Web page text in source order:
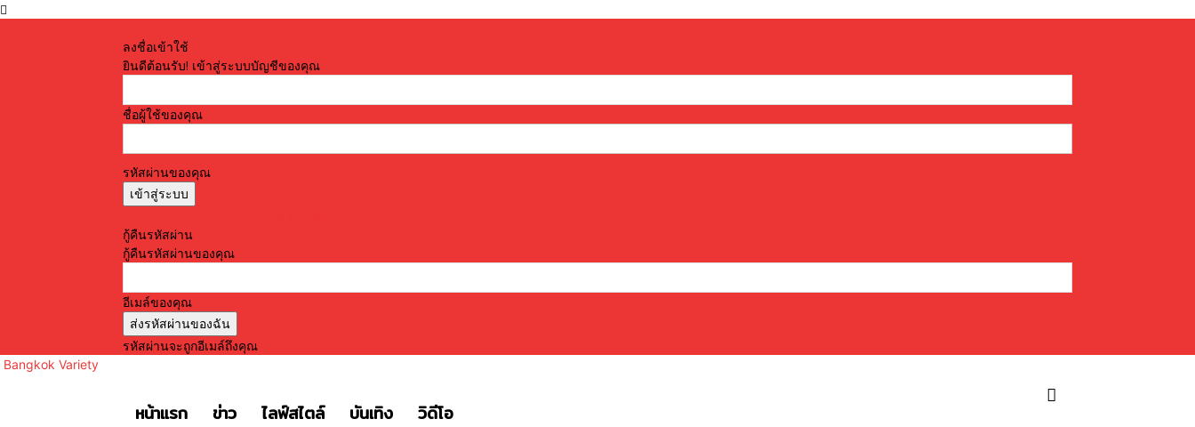
ลงชื่อเข้าใช้
ยินดีต้อนรับ! เข้าสู่ระบบบัญชีของคุณ
ชื่อผู้ใช้ของคุณ
รหัสผ่านของคุณ
กู้คืนรหัสผ่าน
กู้คืนรหัสผ่านของคุณ
อีเมล์ของคุณ
รหัสผ่านจะถูกอีเมล์ถึงคุณ
Bangkok Variety
หน้าแรก ข่าว ไลฟ์สไตล์ บันเทิง วิดีโอ